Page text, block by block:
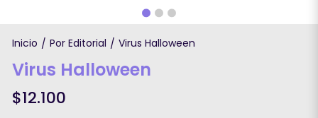
Inicio / Por Editorial / Virus Halloween
Virus Halloween
$12.100